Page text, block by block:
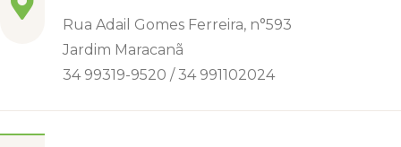
Rua Adail Gomes Ferreira, n°593
Jardim Maracanã
34 99319-9520 / 34 991102024